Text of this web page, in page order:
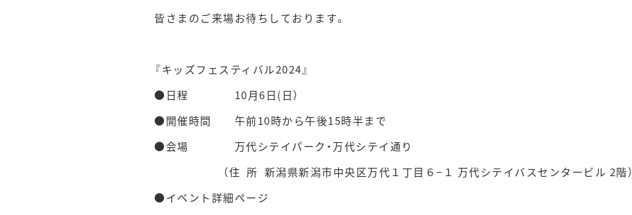
皆さまのご来場お待ちしております。
『キッズフェスティバル2024』
●日程 10月6日(日）
●開催時間 午前10時から午後15時半まで
●会場 万代シテイパーク・万代シテイ通り
（住 所 新潟県新潟市中央区万代１丁目６−１ 万代シテイバスセンタービル 2階）
●イベント詳細ページ